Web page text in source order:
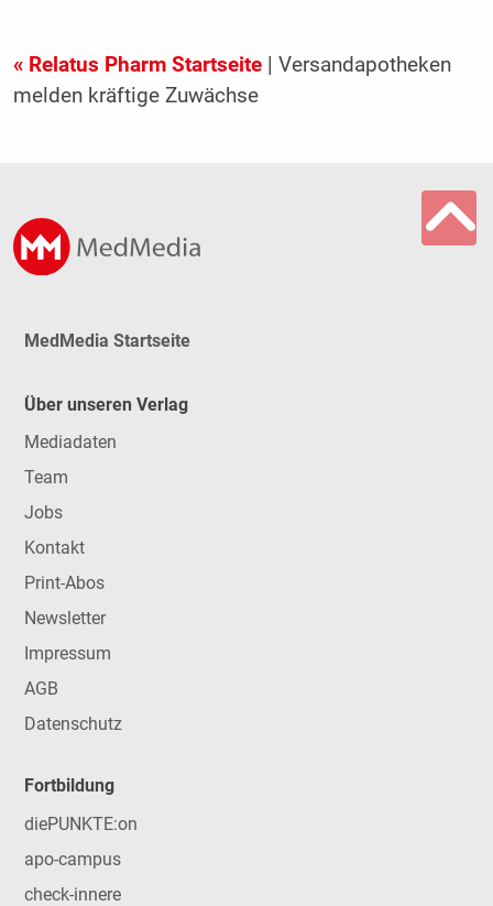
« Relatus Pharm Startseite| Versandapotheken
melden kräftige Zuwächse
MedMedia Startseite
Über unseren Verlag
Mediadaten
Team
Jobs
Kontakt
Print-Abos
Newsletter
Impressum
AGB
Datenschutz
Fortbildung
diePUNKTE:on
apo-campus
check-innere